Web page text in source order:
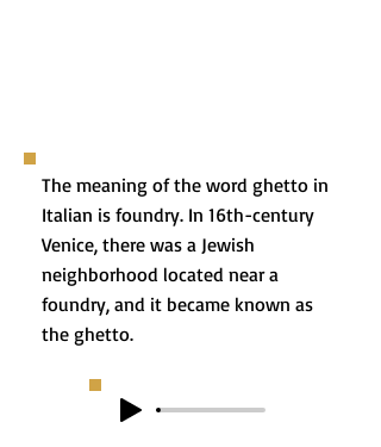
The meaning of the word ghetto in
Italian is foundry. In 16th-century
Venice, there was a Jewish
neighborhood located near a
foundry, and it became known as
the ghetto.